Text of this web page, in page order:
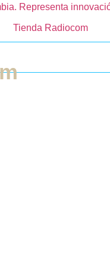
Tienda Radiocom